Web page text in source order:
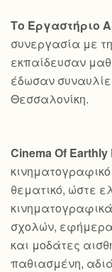
Το Εργαστήριο
συνεργασία με
εκπαίδευσαν
έδωσαν
Θεσσαλονίκη.
Cinema Of
θεματικό, ώστε
σχολών, εφήμερα
και μοδάτες
παθιασμένη,